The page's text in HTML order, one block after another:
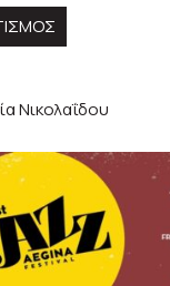
Νικολαΐδου